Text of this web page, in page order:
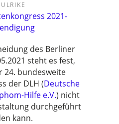
ULRIKE
des Berliner
steht es fest,
24. bundesweite
der DLH (Deutsche
Hilfe e.V.) nicht
durchgeführt
kann.